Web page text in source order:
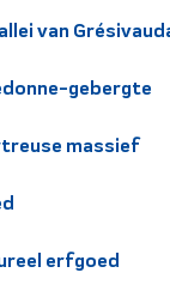
van
gebergte
massief
erfgoed